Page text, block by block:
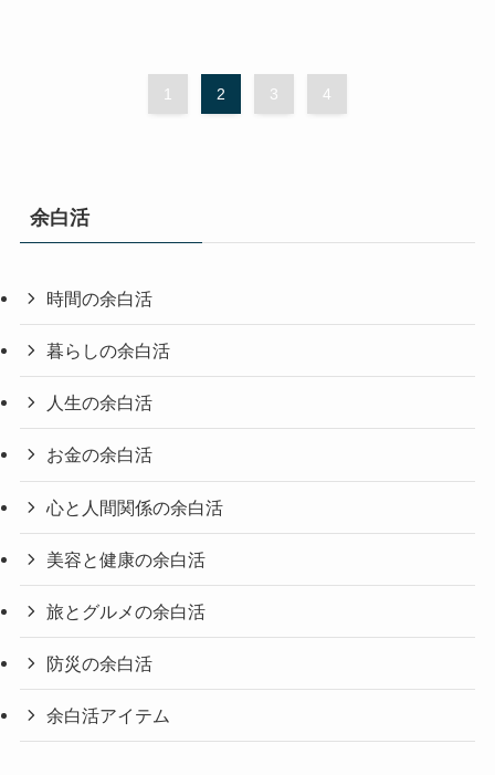
1 2 3 4
余白活
時間の余白活
暮らしの余白活
人生の余白活
お金の余白活
心と人間関係の余白活
美容と健康の余白活
旅とグルメの余白活
防災の余白活
余白活アイテム